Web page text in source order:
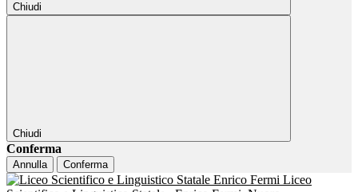
Chiudi
Chiudi
Conferma
Annulla Conferma
Liceo